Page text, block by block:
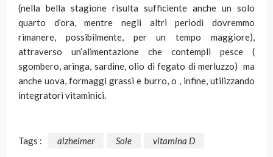
(nella bella stagione risulta sufficiente anche un solo
quarto d’ora, mentre negli altri periodi dovremmo
rimanere, possibilmente, per un tempo maggiore),
attraverso un’alimentazione che contempli pesce (
sgombero, aringa, sardine, olio di fegato di merluzzo) ma
anche uova, formaggi grassi e burro, o , infine, utilizzando
integratori vitaminici.
Tags : alzheimer Sole vitamina D